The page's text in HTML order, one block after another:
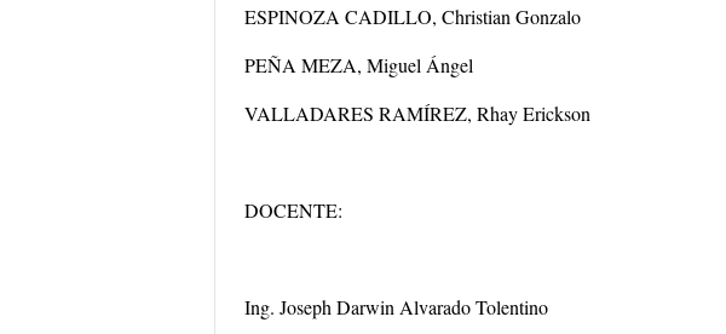
ESPINOZA CADILLO, Christian Gonzalo
PEÑA MEZA, Miguel Ángel
VALLADARES RAMÍREZ, Rhay Erickson
DOCENTE:
Ing. Joseph Darwin Alvarado Tolentino